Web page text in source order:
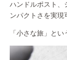
ハンドルポスト、
ンパクトさを実現
「小さな旅」と